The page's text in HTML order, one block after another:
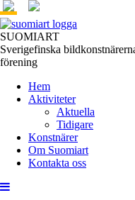
SUOMIART
Sverigefinska
förening
Hem
Aktiviteter
Aktuella
Tidigare
Konstnärer
Om Suomiart
Kontakta oss